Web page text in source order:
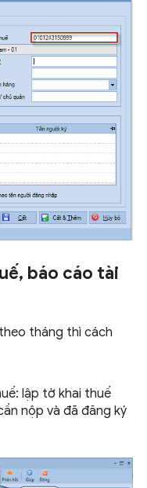
báo cáo tài
tháng thì cách
lập tờ khai thuế
nộp và đã đăng ký